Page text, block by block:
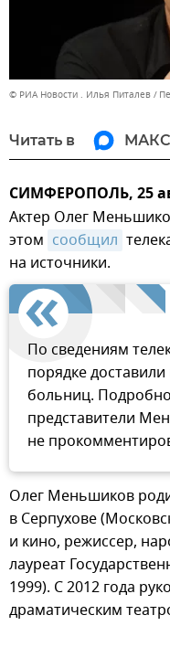
© РИА Новости . Илья Питалев
Читать в МАКС
СИМФЕРОПОЛЬ, 25
Актер Олег
этом сообщил
на источники.
По сведениям
порядке
больниц.
представители
не
Олег Меньшиков
в Серпухове
и кино, режиссер,
лауреат
1999). С 2012 года
драматическим